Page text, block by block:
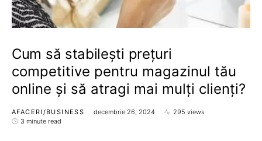
Cum să stabilești prețuri
competitive pentru magazinul tău
online și să atragi mai mulți clienți?
AFACERI/BUSINESS decembrie 26, 2024
295 views
3 minute read